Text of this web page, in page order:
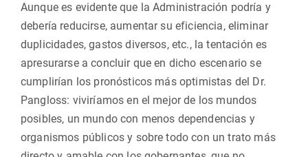
Aunque es evidente que la Administración podría y
debería reducirse, aumentar su eficiencia, eliminar
duplicidades, gastos diversos, etc., la tentación es
apresurarse a concluir que en dicho escenario se
cumplirían los pronósticos más optimistas del Dr.
Pangloss: viviríamos en el mejor de los mundos
posibles, un mundo con menos dependencias y
organismos públicos y sobre todo con un trato más